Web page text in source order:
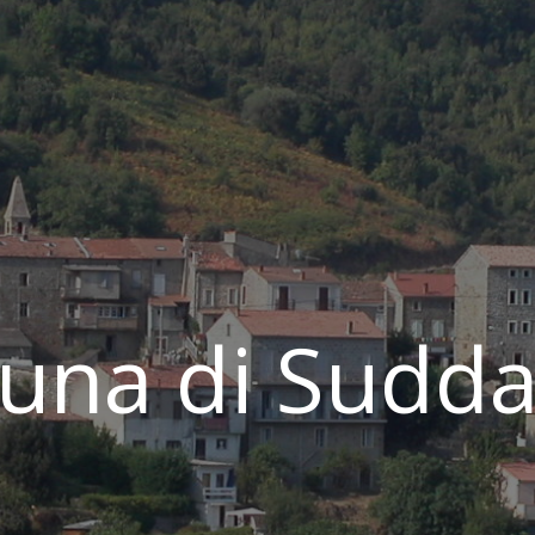
di